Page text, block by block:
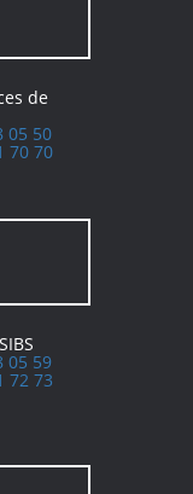
de
05 50
70 70
05 59
72 73